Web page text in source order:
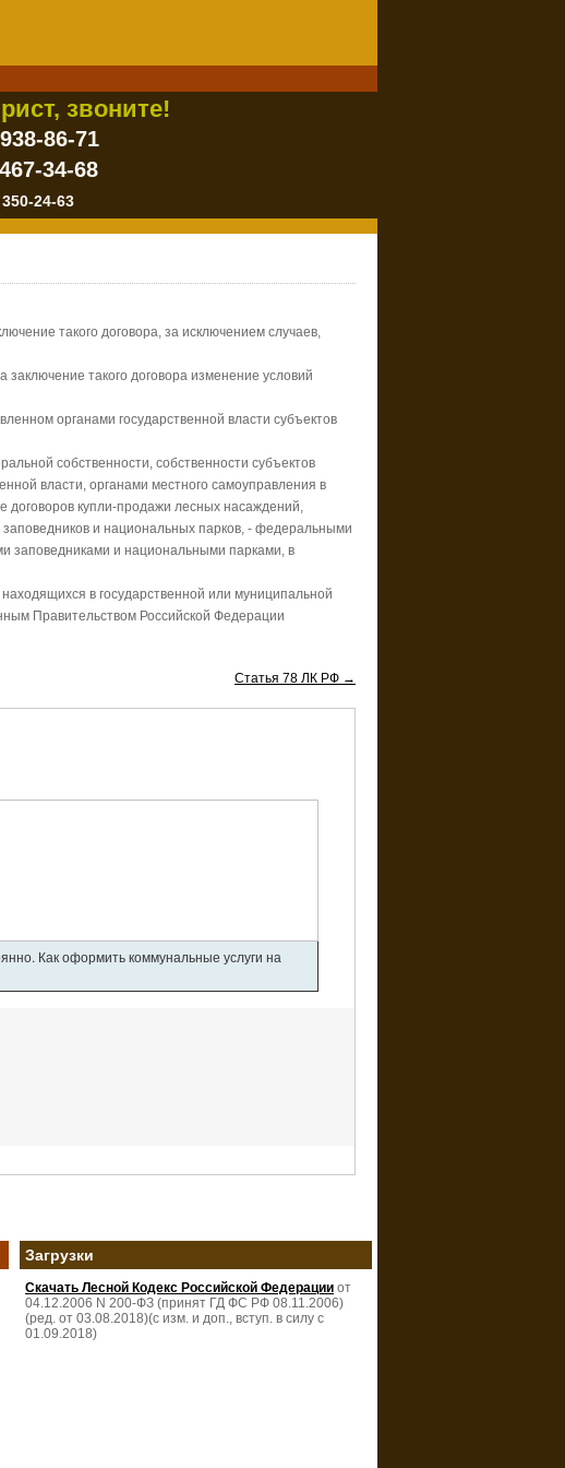
звоните!
938-86-71
467-34-68
24-63
такого договора, за исключением случаев,
такого договора изменение условий
органами государственной власти субъектов
собственности, собственности субъектов
власти, органами местного самоуправления в
договоров купли-продажи лесных насаждений,
и национальных парков, - федеральными
заповедниками и национальными парками, в
в государственной или муниципальной
Правительством Российской Федерации
Статья 78 ЛК РФ →
Как оформить коммунальные услуги на
Загрузки
Скачать Лесной Кодекс Российской Федерации от
04.12.2006 N 200-ФЗ (принят ГД ФС РФ 08.11.2006)
(ред. от 03.08.2018)(с изм. и доп., вступ. в силу с
01.09.2018)